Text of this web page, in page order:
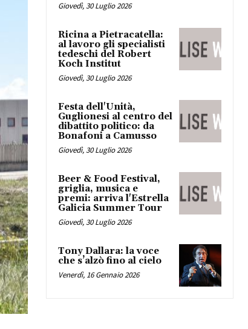
Giovedì, 30 Luglio 2026
Ricina a Pietracatella:
al lavoro gli specialisti
tedeschi del Robert
Koch Institut
Giovedì, 30 Luglio 2026
Festa dell'Unità,
Guglionesi al centro del
dibattito politico: da
Bonafoni a Camusso
Giovedì, 30 Luglio 2026
Beer & Food Festival,
griglia, musica e
premi: arriva l'Estrella
Galicia Summer Tour
Giovedì, 30 Luglio 2026
Tony Dallara: la voce
che s’alzò fino al cielo
Venerdì, 16 Gennaio 2026